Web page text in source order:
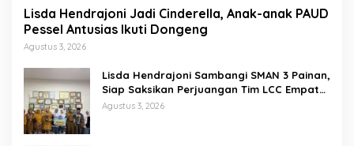
Lisda Hendrajoni Jadi Cinderella, Anak-anak PAUD
Pessel Antusias Ikuti Dongeng
Agustus 3, 2026
Lisda Hendrajoni Sambangi SMAN 3 Painan,
Siap Saksikan Perjuangan Tim LCC Empat
Pilar di Jakarta
Agustus 3, 2026